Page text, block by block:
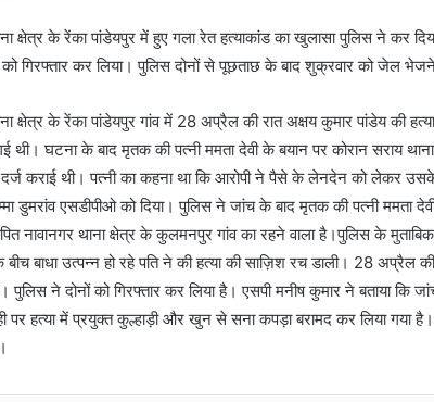
i
l
क्षेत्र के रेंका पांडेयपुर में हुए गला रेत हत्याकांड का खुलासा पुलिस ने कर
गिरफ्तार कर लिया। पुलिस दोनों से पूछताछ के बाद शुक्रवार को जेल भेजने
क्षेत्र के रेंका पांडेयपुर गांव में 28 अप्रैल की रात अक्षय कुमार पांडेय की
थी। घटना के बाद मृतक की पत्नी ममता देवी के बयान पर कोरान सराय
कराई थी। पत्नी का कहना था कि आरोपी ने पैसे के लेनदेन को लेकर उसके
डुमरांव एसडीपीओ को दिया। पुलिस ने जांच के बाद मृतक की पत्नी ममता
नावानगर थाना क्षेत्र के कुलमनपुर गांव का रहने वाला है।पुलिस के
बीच बाधा उत्पन्न हो रहे पति ने की हत्या की साज़िश रच डाली। 28 अप्रैल
पुलिस ने दोनों को गिरफ्तार कर लिया है। एसपी मनीष कुमार ने बताया कि
पर हत्या में प्रयुक्त कुल्हाड़ी और खुन से सना कपड़ा बरामद कर लिया गया